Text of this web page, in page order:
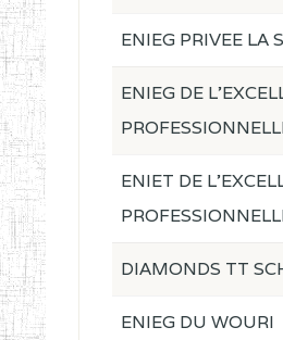
ENIEG PRIVEE LA
ENIEG DE
ENIET DE
DIAMONDS TT
ENIEG DU WOURI